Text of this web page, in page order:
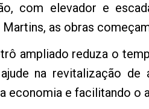
com elevador e
as obras
ampliado reduza o
na revitalização de
economia e facilitando o